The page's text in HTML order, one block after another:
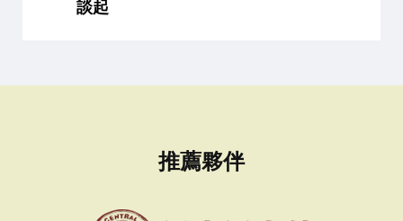
談起
推薦夥伴